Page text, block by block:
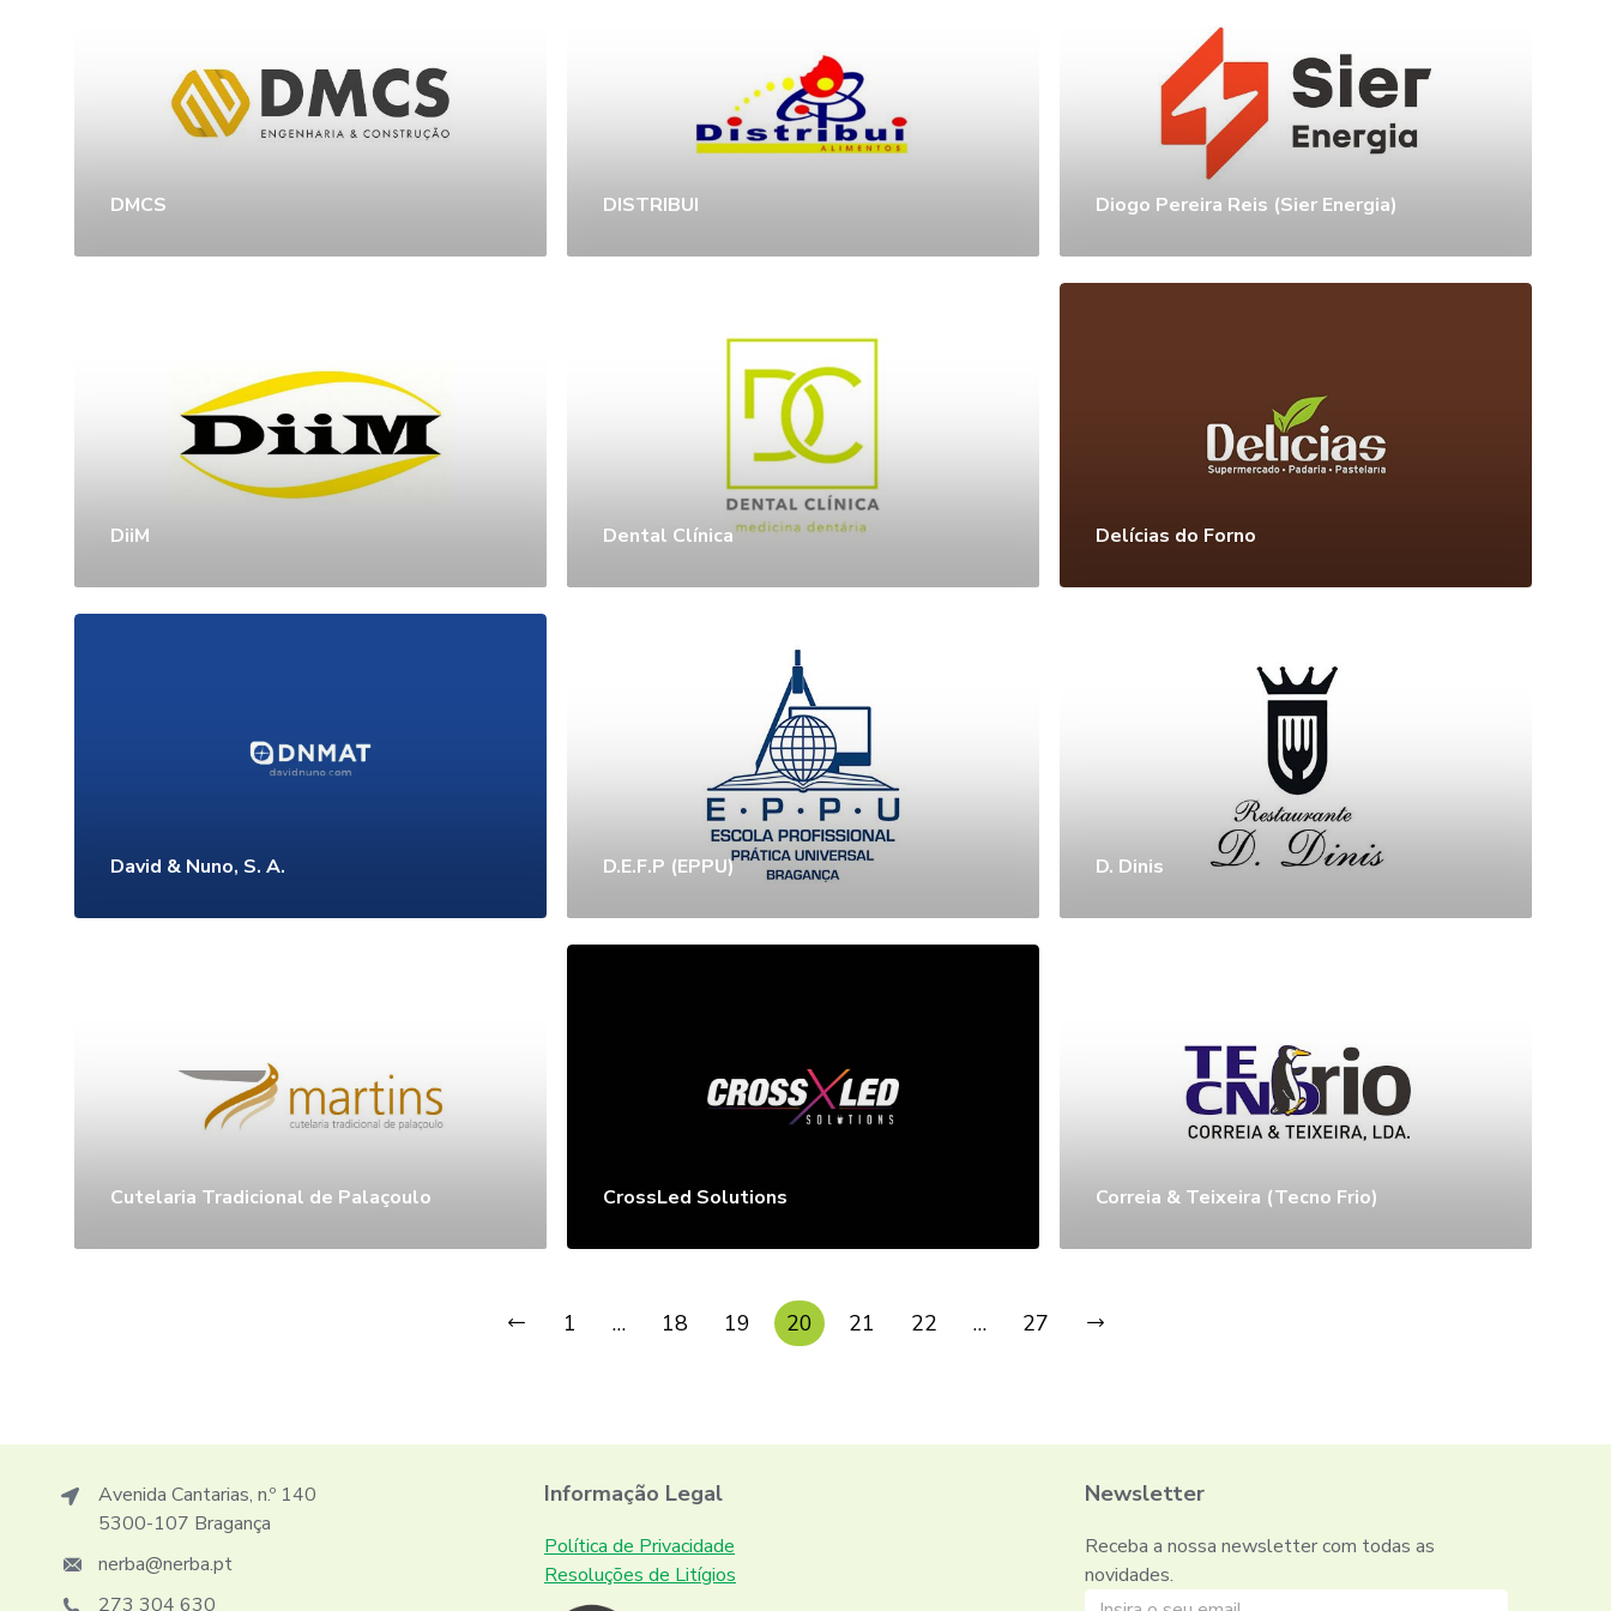
DMCS DISTRIBUI Diogo Pereira Reis (Sier Energia)
DiiM Dental Clínica Delícias do Forno
David & Nuno, S. A. D.E.F.P (EPPU) D. Dinis
Cutelaria Tradicional de Palaçoulo CrossLed Solutions Correia & Teixeira (Tecno Frio)
1 … 18 19 20 21 22 … 27
Avenida Cantarias, n.º 140
5300-107 Bragança
nerba@nerba.pt
273 304 630
Informação Legal
Política de Privacidade
Resoluções de Litígios
Newsletter
Receba a nossa newsletter com todas as
novidades.